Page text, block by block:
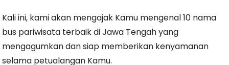
Kali ini, kami akan mengajak Kamu mengenal 10 nama
bus pariwisata terbaik di Jawa Tengah yang
mengagumkan dan siap memberikan kenyamanan
selama petualangan Kamu.